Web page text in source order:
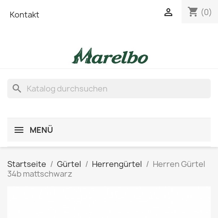
Kontakt shopping_cart (0)

search
MENÜ
Startseite Gürtel Herrengürtel
Herren Gürtel
34b mattschwarz